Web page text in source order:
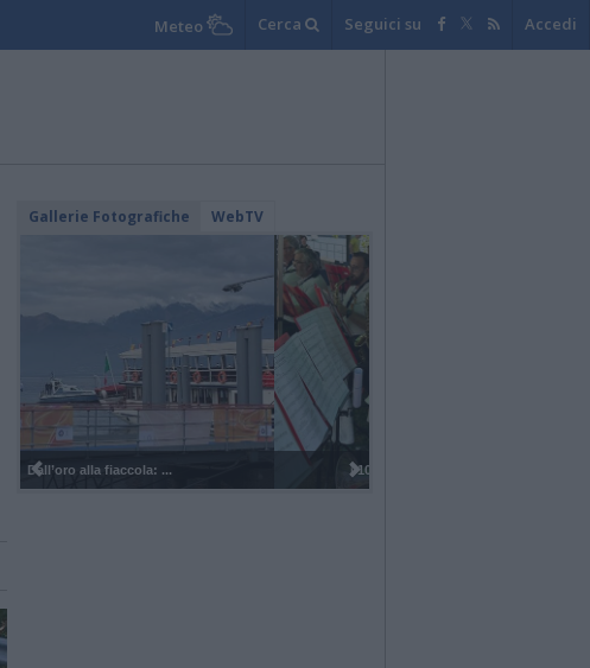
Meteo Cerca Seguici su Accedi
Gallerie Fotografiche WebTV
I 100 anni del Corpo Musicale di